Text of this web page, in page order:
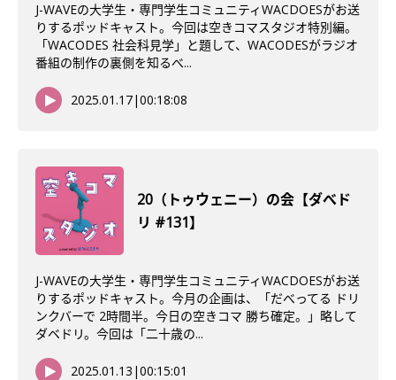
J-WAVEの大学生・専門学生コミュニティWACDOESがお送
りするポッドキャスト。今回は空きコマスタジオ特別編。
「WACODES 社会科見学」と題して、WACODESがラジオ
番組の制作の裏側を知るべ...
2025.01.17|00:18:08
20（トゥウェニー）の会【ダべド
リ #131】
J-WAVEの大学生・専門学生コミュニティWACDOESがお送
りするポッドキャスト。今月の企画は、「だべってる ドリ
ンクバーで 2時間半。今日の空きコマ 勝ち確定。」略して
ダベドリ。今回は「二十歳の...
2025.01.13 |00:15:01